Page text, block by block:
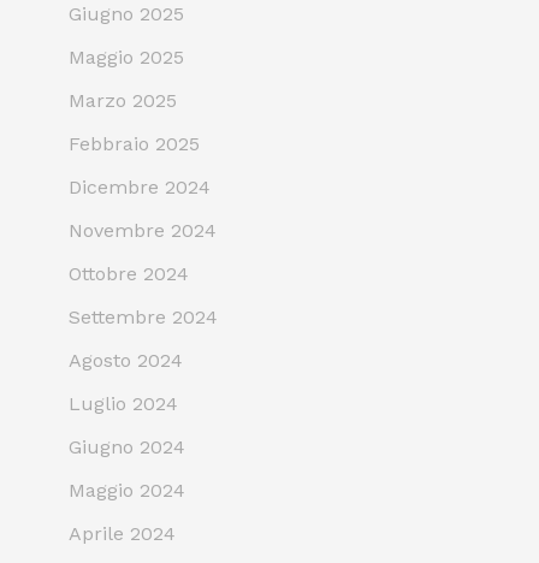
Giugno 2025
Maggio 2025
Marzo 2025
Febbraio 2025
Dicembre 2024
Novembre 2024
Ottobre 2024
Settembre 2024
Agosto 2024
Luglio 2024
Giugno 2024
Maggio 2024
Aprile 2024